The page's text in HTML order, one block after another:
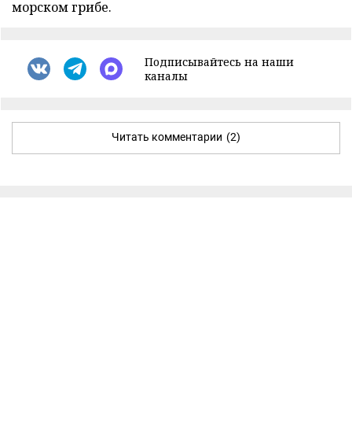
морском грибе.
Подписывайтесь на наши
каналы
Читать комментарии (2)